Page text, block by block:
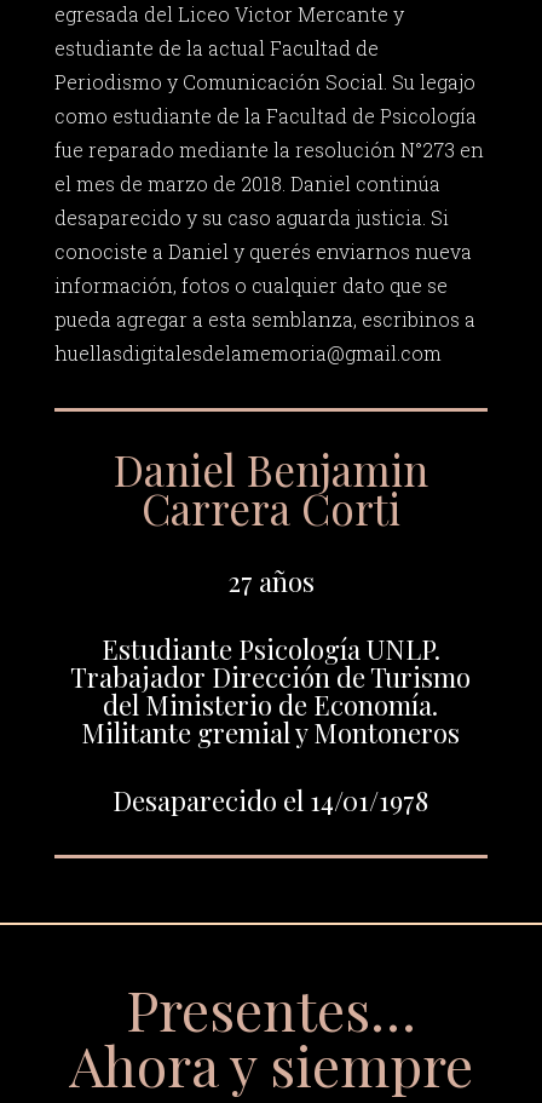
egresada del Liceo Victor Mercante y
estudiante de la actual Facultad de
Periodismo y Comunicación Social. Su legajo
como estudiante de la Facultad de Psicología
fue reparado mediante la resolución N°273 en
el mes de marzo de 2018. Daniel continúa
desaparecido y su caso aguarda justicia. Si
conociste a Daniel y querés enviarnos nueva
información, fotos o cualquier dato que se
pueda agregar a esta semblanza, escribinos a
huellasdigitalesdelamemoria@gmail.com
Daniel Benjamin
Carrera Corti
27 años
Estudiante Psicología UNLP.
Trabajador Dirección de Turismo
del Ministerio de Economía.
Militante gremial y Montoneros
Desaparecido el 14/01/1978
Presentes…
Ahora y siempre